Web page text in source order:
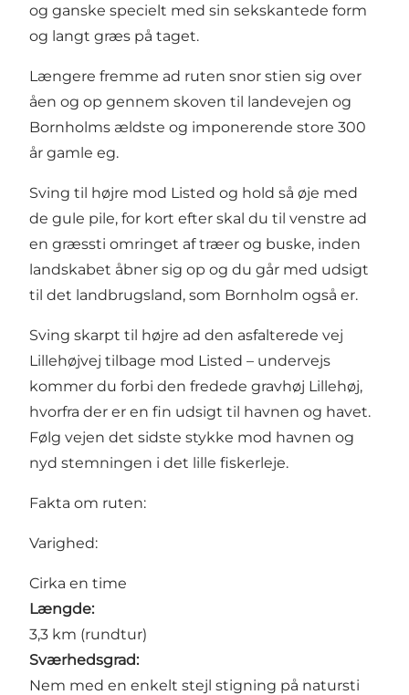
og ganske specielt med sin sekskantede form
og langt græs på taget.
Længere fremme ad ruten snor stien sig over
åen og op gennem skoven til landevejen og
Bornholms ældste og imponerende store 300
år gamle eg.
Sving til højre mod Listed og hold så øje med
de gule pile, for kort efter skal du til venstre ad
en græssti omringet af træer og buske, inden
landskabet åbner sig op og du går med udsigt
til det landbrugsland, som Bornholm også er.
Sving skarpt til højre ad den asfalterede vej
Lillehøjvej tilbage mod Listed – undervejs
kommer du forbi den fredede gravhøj Lillehøj,
hvorfra der er en fin udsigt til havnen og havet.
Følg vejen det sidste stykke mod havnen og
nyd stemningen i det lille fiskerleje.
Fakta om ruten:
Varighed:
Cirka en time
Længde:
3,3 km (rundtur)
Sværhedsgrad:
Nem med en enkelt stejl stigning på natursti